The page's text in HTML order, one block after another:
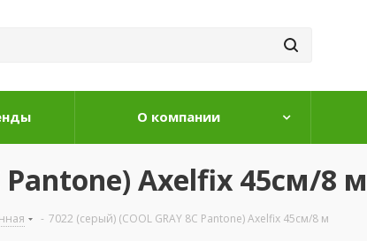
О компании
Pantone) Axelfix 45см/8 м
- 7022 (серый) (COOL GRAY 8C Pantone) Axelfix 45см/8 м